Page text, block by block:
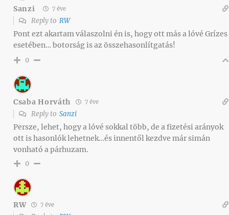
Sanzi 7 éve
Reply to RW
Pont ezt akartam válaszolni én is, hogy ott más a lóvé Grízes
esetében… botorság is az összehasonlítgatás!
0
Csaba Horváth 7 éve
Reply to Sanzi
Persze, lehet, hogy a lóvé sokkal több, de a fizetési arányok
ott is hasonlók lehetnek…és innentől kezdve már simán
vonható a párhuzam.
0
RW 7 éve